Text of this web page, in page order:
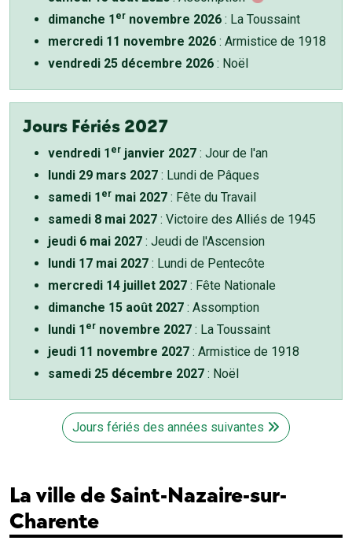
dimanche 1 er novembre 2026 : La Toussaint
mercredi 11 novembre 2026 : Armistice de 1918
vendredi 25 décembre 2026 : Noël
Jours Fériés 2027
vendredi 1 er janvier 2027 : Jour de l'an
lundi 29 mars 2027 : Lundi de Pâques
samedi 1 er mai 2027 : Fête du Travail
samedi 8 mai 2027 : Victoire des Alliés de 1945
jeudi 6 mai 2027 : Jeudi de l'Ascension
lundi 17 mai 2027 : Lundi de Pentecôte
mercredi 14 juillet 2027 : Fête Nationale
dimanche 15 août 2027 : Assomption
lundi 1 er novembre 2027 : La Toussaint
jeudi 11 novembre 2027 : Armistice de 1918
samedi 25 décembre 2027 : Noël
Jours fériés des années suivantes
La ville de Saint-Nazaire-sur-
Charente